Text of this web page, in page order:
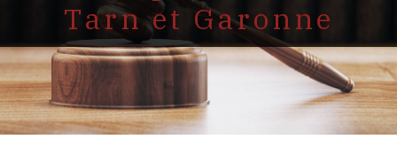
Tarn et Garonne